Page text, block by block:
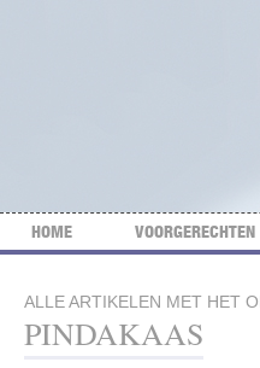
HOME VOORGERECHTEN
ALLE ARTIKELEN MET HET
PINDAKAAS